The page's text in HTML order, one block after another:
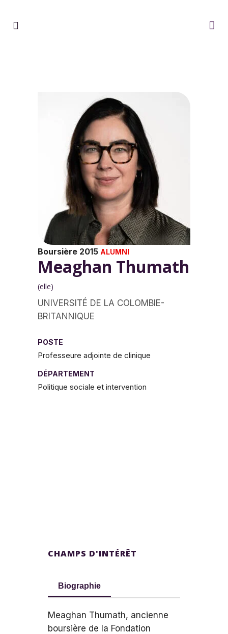
Boursière 2015 ALUMNI
Meaghan Thumath
(elle)
UNIVERSITÉ DE LA COLOMBIE-
BRITANNIQUE
POSTE
Professeure adjointe de clinique
DÉPARTEMENT
Politique sociale et intervention
CHAMPS D'INTÉRÊT
Biographie
Meaghan Thumath, ancienne
boursière de la Fondation